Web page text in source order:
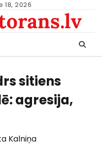
18, 2026
sitiens
agresija,
Kalniņa